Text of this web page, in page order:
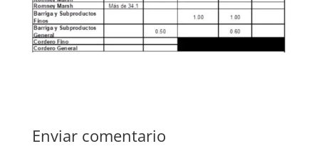
Enviar comentario